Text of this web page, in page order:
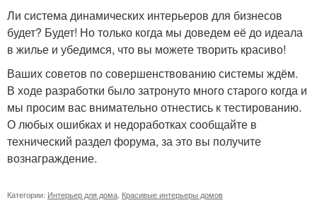
Ли система динамических интерьеров для бизнесов
будет? Будет! Но только когда мы доведем её до идеала
в жилье и убедимся, что вы можете творить красиво!
Ваших советов по совершенствованию системы ждём.
В ходе разработки было затронуто много старого когда и
мы просим вас внимательно отнестись к тестированию.
О любых ошибках и недоработках сообщайте в
технический раздел форума, за это вы получите
вознаграждение.
Категории: Интерьер для дома Красивые интерьеры домов